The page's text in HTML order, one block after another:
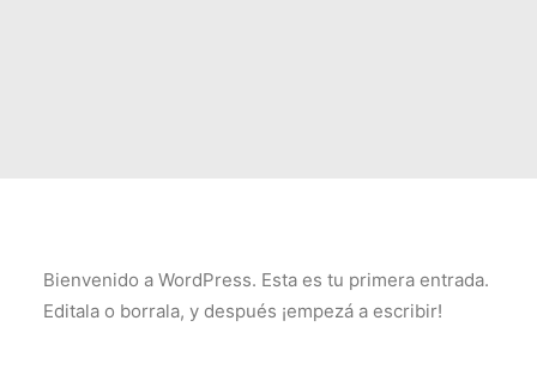
Bienvenido a WordPress. Esta es tu primera entrada.
Editala o borrala, y después ¡empezá a escribir!